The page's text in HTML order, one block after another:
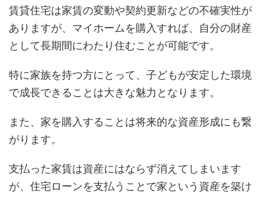
賃貸住宅は家賃の変動や契約更新などの不確実性が
ありますが、マイホームを購入すれば、自分の財産
として長期間にわたり住むことが可能です。
特に家族を持つ方にとって、子どもが安定した環境
で成長できることは大きな魅力となります。
また、家を購入することは将来的な資産形成にも繋
がります。
支払った家賃は資産にはならず消えてしまいます
が、住宅ローンを支払うことで家という資産を築け